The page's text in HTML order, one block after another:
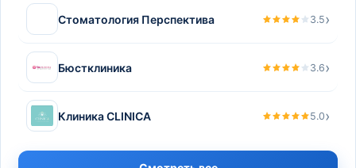
Стоматология Перспектива 3.5›
Бюстклиника 3.6›
Клиника CLINICA 5.0›